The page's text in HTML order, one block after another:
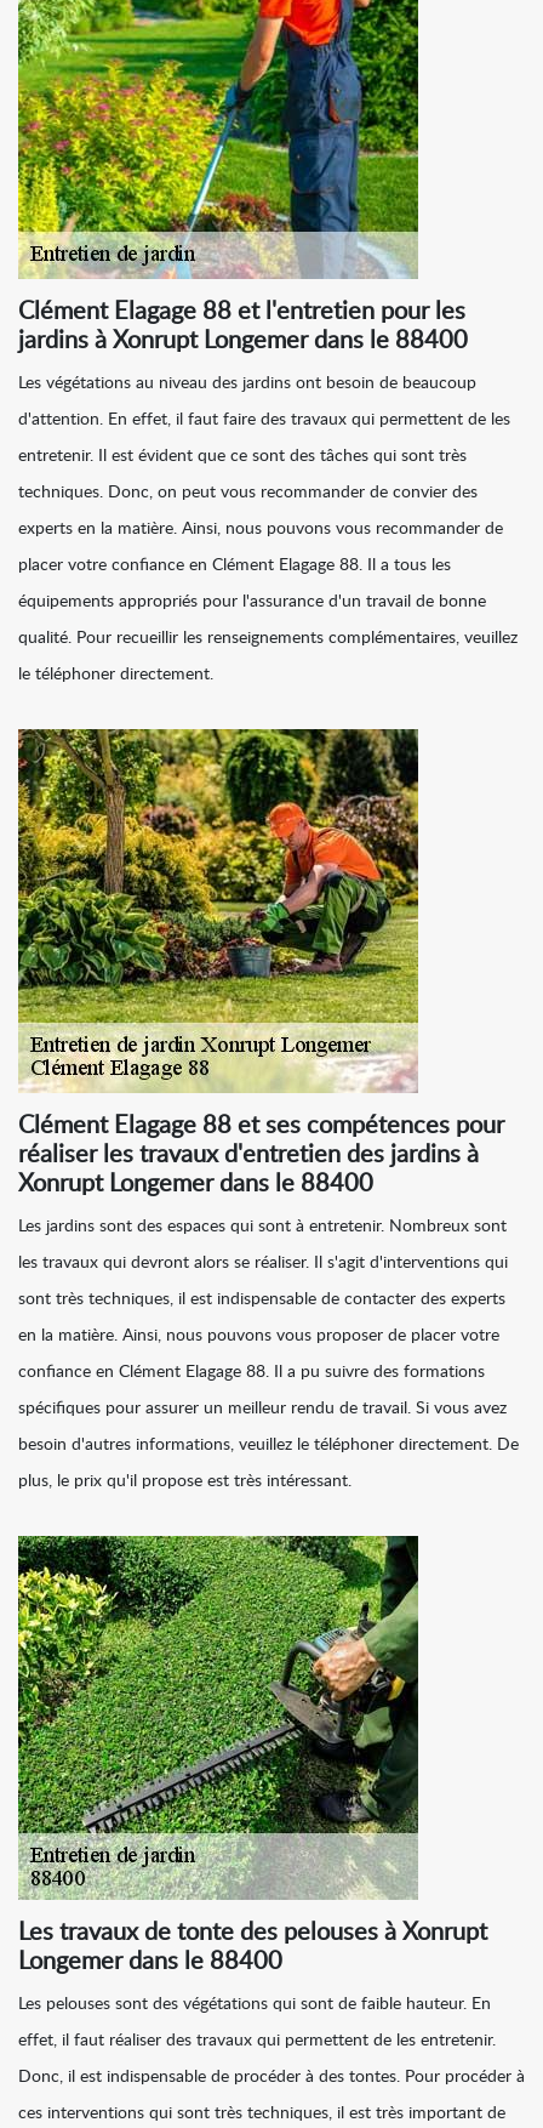
Clément Elagage 88 et l'entretien pour les
jardins à Xonrupt Longemer dans le 88400
Les végétations au niveau des jardins ont besoin de beaucoup
d'attention. En effet, il faut faire des travaux qui permettent de les
entretenir. Il est évident que ce sont des tâches qui sont très
techniques. Donc, on peut vous recommander de convier des
experts en la matière. Ainsi, nous pouvons vous recommander de
placer votre confiance en Clément Elagage 88. Il a tous les
équipements appropriés pour l'assurance d'un travail de bonne
qualité. Pour recueillir les renseignements complémentaires, veuillez
le téléphoner directement.
Clément Elagage 88 et ses compétences pour
réaliser les travaux d'entretien des jardins à
Xonrupt Longemer dans le 88400
Les jardins sont des espaces qui sont à entretenir. Nombreux sont
les travaux qui devront alors se réaliser. Il s'agit d'interventions qui
sont très techniques, il est indispensable de contacter des experts
en la matière. Ainsi, nous pouvons vous proposer de placer votre
confiance en Clément Elagage 88. Il a pu suivre des formations
spécifiques pour assurer un meilleur rendu de travail. Si vous avez
besoin d'autres informations, veuillez le téléphoner directement. De
plus, le prix qu'il propose est très intéressant.
Les travaux de tonte des pelouses à Xonrupt
Longemer dans le 88400
Les pelouses sont des végétations qui sont de faible hauteur. En
effet, il faut réaliser des travaux qui permettent de les entretenir.
Donc, il est indispensable de procéder à des tontes. Pour procéder à
ces interventions qui sont très techniques, il est très important de